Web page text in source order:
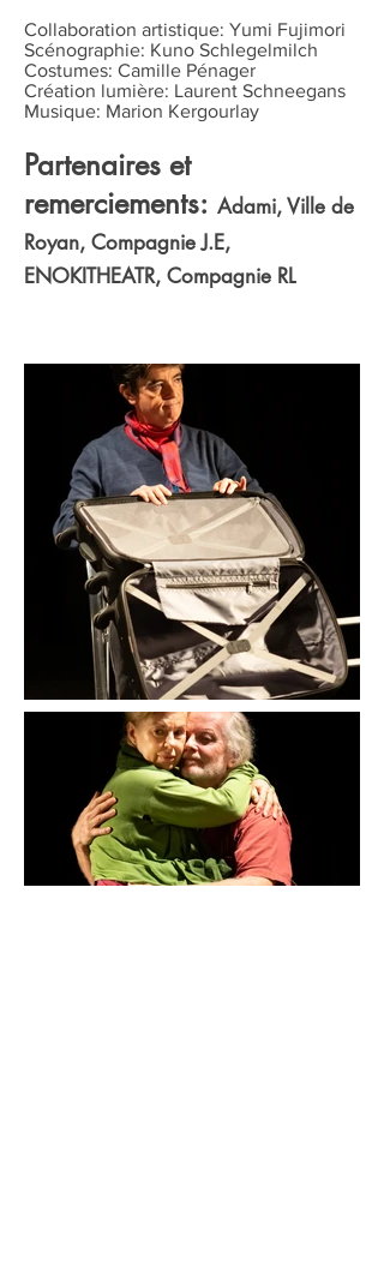
Collaboration artistique: Yumi Fujimori
Scénographie: Kuno Schlegelmilch
Costumes: Camille Pénager
Création lumière: Laurent Schneegans
Musique: Marion Kergourlay
Partenaires et
remerciements: Adami, Ville de
Royan, Compagnie J.E,
ENOKITHEATR, Compagnie RL